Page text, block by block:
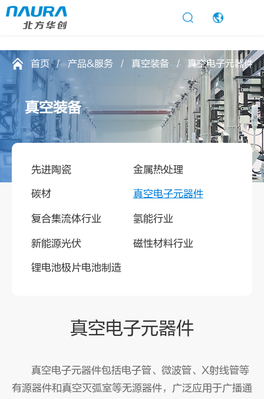
太阳城娱乐
真空装备
首页 产品&服务 真空装备 真空电子元器件
先进陶瓷 金属热处理
碳材 真空电子元器件
复合集流体行业 氢能行业
新能源光伏 磁性材料行业
锂电池极片电池制造
真空电子元器件
真空电子元器件包括电子管、微波管、X射线管等
有源器件和真空灭弧室等无源器件，广泛应用于广播通